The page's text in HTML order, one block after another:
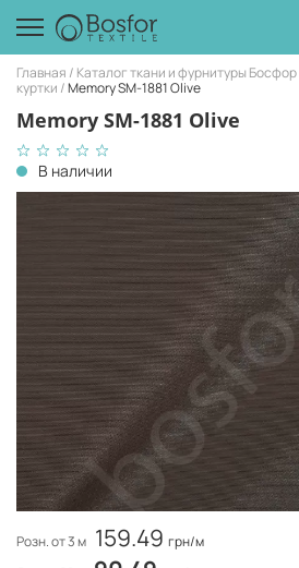
Главная Каталог ткани и фурнитуры Босфор
куртки Memory SM-1881 Olive
Memory SM-1881 Olive
В наличии
Розн. от 3 м 159.49 грн/м